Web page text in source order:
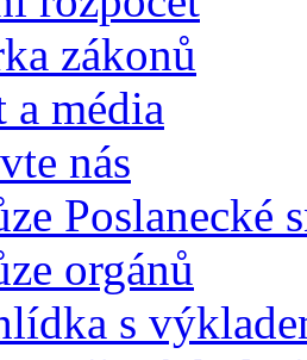
zákonů
a média
nás
Poslanecké
orgánů
s